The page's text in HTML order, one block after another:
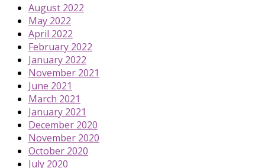
August 2022
May 2022
April 2022
February 2022
January 2022
November 2021
June 2021
March 2021
January 2021
December 2020
November 2020
October 2020
July 2020